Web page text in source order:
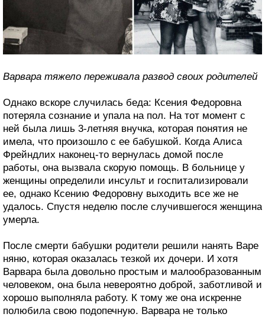
Варвара тяжело переживала развод своих родителей
Однако вскоре случилась беда: Ксения Федоровна
потеряла сознание и упала на пол. На тот момент с
ней была лишь 3-летняя внучка, которая понятия не
имела, что произошло с ее бабушкой. Когда Алиса
Фрейндлих наконец-то вернулась домой после
работы, она вызвала скорую помощь. В больнице у
женщины определили инсульт и госпитализировали
ее, однако Ксению Федоровну выходить все же не
удалось. Спустя неделю после случившегося женщина
умерла.
После смерти бабушки родители решили нанять Варе
няню, которая оказалась тезкой их дочери. И хотя
Варвара была довольно простым и малообразованным
человеком, она была невероятно доброй, заботливой и
хорошо выполняла работу. К тому же она искренне
полюбила свою подопечную. Варвара не только